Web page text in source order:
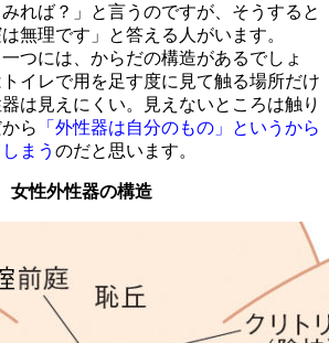
れば？」と言うのですが、そうすると
無理です」と答える人がいます。
つには、からだの構造があるでしょ
イレで用を足す度に見て触る場所だけ
は見えにくい。見えないところは触り
ら
「外性器は自分のもの」というから
まう のだと思います。
女性外性器の構造